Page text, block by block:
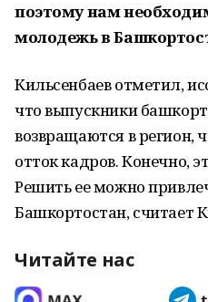
поэтому нам
молодежь в
Кильсенбаев отметил,
что выпускники
возвращаются в регион,
отток кадров. Конечно,
Решить ее можно
Башкортостан, считает
Читайте нас